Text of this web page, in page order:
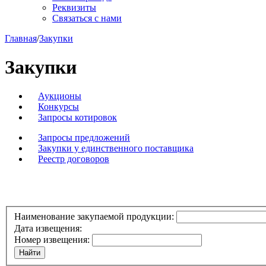
Реквизиты
Связаться с нами
Главная/Закупки
Закупки
Аукционы
Конкурсы
Запросы котировок
Запросы предложений
Закупки у единственного поставщика
Реестр договоров
Наименование закупаемой продукции:
Дата извещения:
Номер извещения: